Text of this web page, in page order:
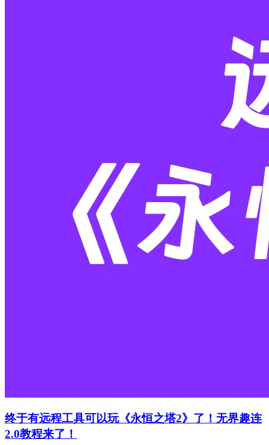
终于有远程工具可以玩《永恒之塔2》了！无界趣连
2.0教程来了！